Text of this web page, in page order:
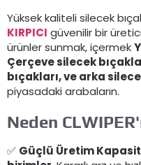
Yüksek kaliteli silecek
KIRPICI güvenilir bir
ürünler sunmak, içermek
Çerçeve silecek
bıçakları, ve arka
piyasadaki arabaların.
Neden
✅ Güçlü Üretim